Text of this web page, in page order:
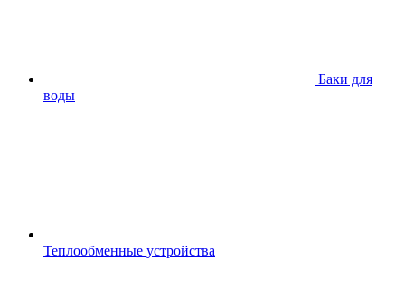
Баки для
воды
Теплообменные устройства